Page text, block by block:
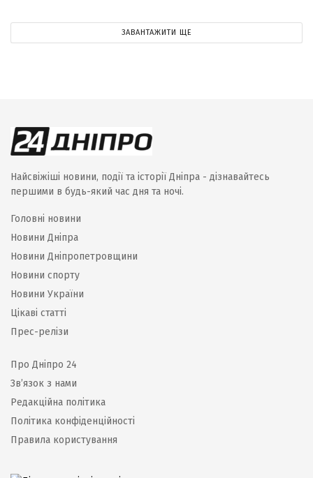
ЗАВАНТАЖИТИ ЩЕ
Найсвіжіші новини, події та історії Дніпра - дізнавайтесь
першими в будь-який час дня та ночі.
Головні новини
Новини Дніпра
Новини Дніпропетровщини
Новини спорту
Новини України
Цікаві статті
Прес-релізи
Про Дніпро 24
Зв’язок з нами
Редакційна політика
Політика конфіденційності
Правила користування